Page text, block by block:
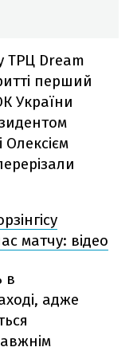
ТРЦ Dream
перший
України
Олексієм
матчу: відео
в
адже